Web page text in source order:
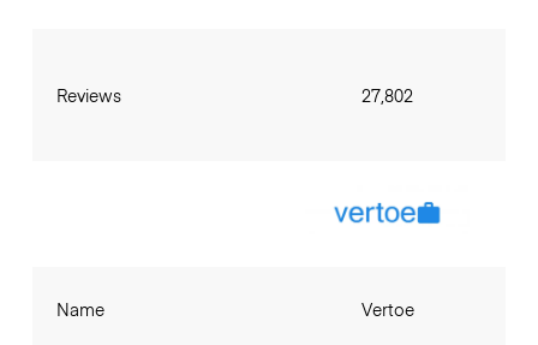
Reviews 27,802
Name Vertoe